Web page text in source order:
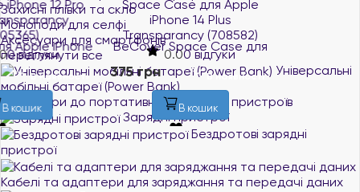
Захисні плівки та скло
Моноподи для селфі
Аксесуари для смартфонів
переглянути все
Універсальні
мобільні батареї (Power Bank)
Аксесуари до портативних зарядних пристроїв
Зарядні пристрої
Бездротові зарядні
пристрої
Кабелі та адаптери для заряджання та передачі даних
Space Case для Apple
iPhone 14 Plus
Transparancy (708582)
0.00 відгуки
В наявності
375 грн
В кошик
для Realme C33 Black
0.0
251 грн